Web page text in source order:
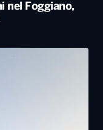
nel Foggiano,